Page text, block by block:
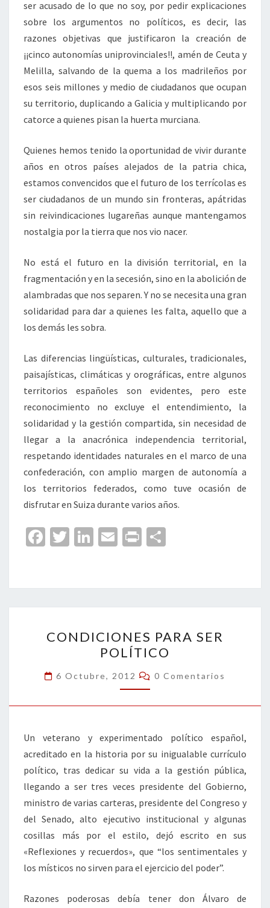
ser acusado de lo que no soy, por pedir explicaciones
sobre los argumentos no políticos, es decir, las
razones objetivas que justificaron la creación de
¡¡cinco autonomías uniprovinciales!!, amén de Ceuta y
Melilla, salvando de la quema a los madrileños por
esos seis millones y medio de ciudadanos que ocupan
su territorio, duplicando a Galicia y multiplicando por
catorce a quienes pisan la huerta murciana.
Quienes hemos tenido la oportunidad de vivir durante
años en otros países alejados de la patria chica,
estamos convencidos que el futuro de los terrícolas es
ser ciudadanos de un mundo sin fronteras, apátridas
sin reivindicaciones lugareñas aunque mantengamos
nostalgia por la tierra que nos vio nacer.
No está el futuro en la división territorial, en la
fragmentación y en la secesión, sino en la abolición de
alambradas que nos separen. Y no se necesita una gran
solidaridad para dar a quienes les falta, aquello que a
los demás les sobra.
Las diferencias lingüísticas, culturales, tradicionales,
paisajísticas, climáticas y orográficas, entre algunos
territorios españoles son evidentes, pero este
reconocimiento no excluye el entendimiento, la
solidaridad y la gestión compartida, sin necesidad de
llegar a la anacrónica independencia territorial,
respetando identidades naturales en el marco de una
confederación, con amplio margen de autonomía a
los territorios federados, como tuve ocasión de
disfrutar en Suiza durante varios años.
Fa
o
o
k
T
er
Li
dI
n
E
l
Pr
p
ar
tir
PARA
SER
POLÍTICO
CONDICIONES PARA SER
POLÍTICO
6 Octubre, 2012 Comentarios
0 Comentarios
Un veterano y experimentado político español,
acreditado en la historia por su inigualable currículo
político, tras dedicar su vida a la gestión pública,
llegando a ser tres veces presidente del Gobierno,
ministro de varias carteras, presidente del Congreso y
del Senado, alto ejecutivo institucional y algunas
cosillas más por el estilo, dejó escrito en sus
«Reflexiones y recuerdos», que “los sentimentales y
los místicos no sirven para el ejercicio del poder”.
Razones poderosas debía tener don Álvaro de